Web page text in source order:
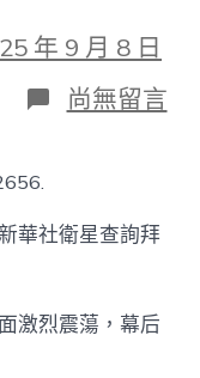
年 9 月 8 日
在
〈從
俄
烏
新
華
尚無留言
華社衛星查詢拜
激烈震蕩，幕后